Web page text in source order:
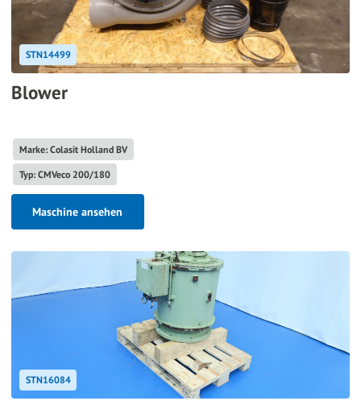
STN14499
Blower
Marke: Colasit Holland BV
Typ: CMVeco 200/180
Maschine ansehen
STN16084